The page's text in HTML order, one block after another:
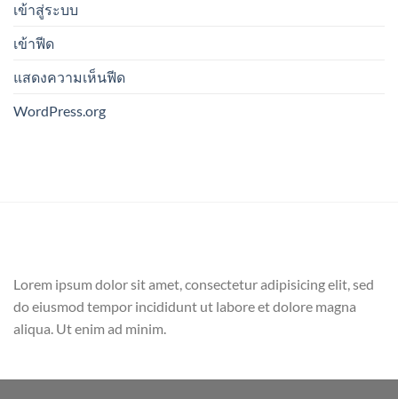
เข้าสู่ระบบ
เข้าฟีด
แสดงความเห็นฟีด
WordPress.org
Lorem ipsum dolor sit amet, consectetur adipisicing elit, sed
do eiusmod tempor incididunt ut labore et dolore magna
aliqua. Ut enim ad minim.